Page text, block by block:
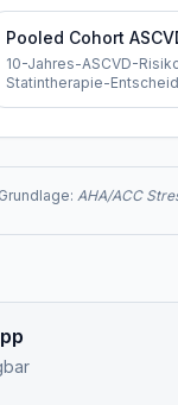
Pooled Cohort
10-Jahres-ASCVD-
Statintherapie-
AHA/ACC